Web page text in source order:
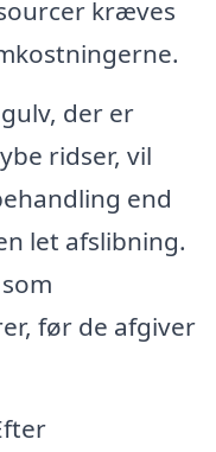
kræves
der er
ridser, vil
end
let afslibning.
før de afgiver